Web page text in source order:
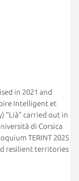
in 2021 and
Intelligent et
“Lià” carried out in
di Corsica
TERINT 2025
resilient territories